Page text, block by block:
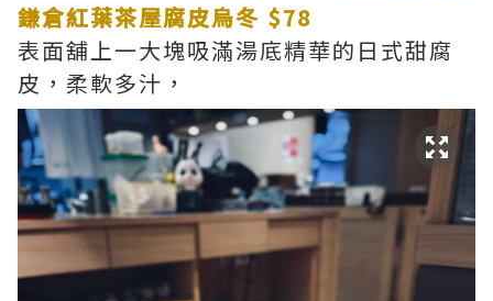
鎌倉紅葉茶屋腐皮烏冬 $78
表面舖上一大塊吸滿湯底精華的日式甜腐
皮，柔軟多汁，